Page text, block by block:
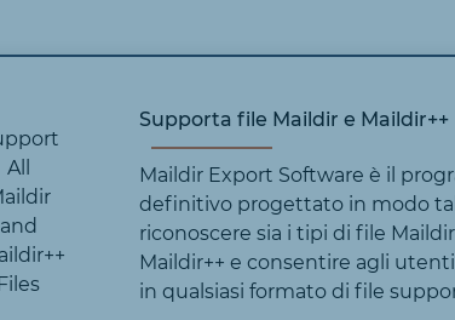
Supporta file Maildir e Maildir++
Maildir Export Software è il
definitivo progettato in modo
riconoscere sia i tipi di file
Maildir++ e consentire agli
in qualsiasi formato di file